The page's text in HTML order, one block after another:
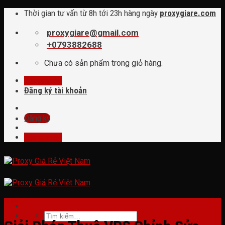
Skip
content
Thời gian tư vấn từ 8h tới 23h hàng ngày proxygiare.com
proxygiare@gmail.com
+0793882688
Chưa có sản phẩm trong giỏ hàng.
Đăng ký tài khoản
Đăng ký
Tìm